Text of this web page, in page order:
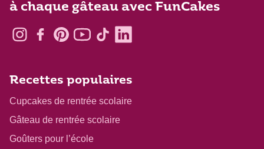
à chaque gâteau avec FunCakes
Recettes populaires
Cupcakes de rentrée scolaire
Gâteau de rentrée scolaire
Goûters pour l’école